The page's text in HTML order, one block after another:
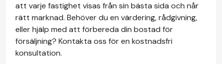
att varje fastighet visas från sin bästa sida och når
rätt marknad. Behöver du en värdering, rådgivning,
eller hjälp med att förbereda din bostad för
försäljning? Kontakta oss för en kostnadsfri
konsultation.